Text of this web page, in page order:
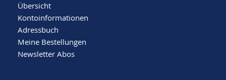
Übersicht
Kontoinformationen
Adressbuch
Meine Bestellungen
Newsletter Abos